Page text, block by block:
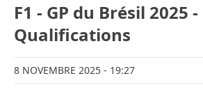
F1 - GP du Brésil 2025 -
Qualifications
8 NOVEMBRE 2025 - 19:27